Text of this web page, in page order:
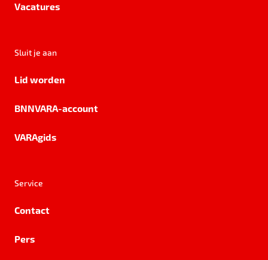
Vacatures
Sluit je aan
Lid worden
BNNVARA-account
VARAgids
Service
Contact
Pers